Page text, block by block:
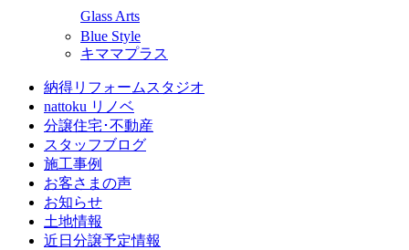
Glass Arts
Blue Style
キママプラス
納得リフォームスタジオ
nattoku リノベ
分譲住宅･不動産
スタッフブログ
施工事例
お客さまの声
お知らせ
土地情報
近日分譲予定情報